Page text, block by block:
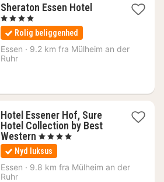
Sheraton Essen Hotel3
kr.
, 4 Stjerner
Rolig beliggenhed
Essen · 9.2 km fra Mülheim an der
Ruhr
Hotel Essener Hof, Sure
Hotel Collection by Best
Western 2
nætter
fra
503
, 4 Stjerner
Nyd luksus
Essen · 9.8 km fra Mülheim an der
Ruhr